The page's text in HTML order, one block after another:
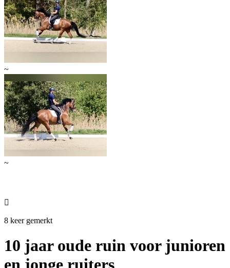
~
~

8 keer gemerkt
10 jaar oude ruin voor junioren